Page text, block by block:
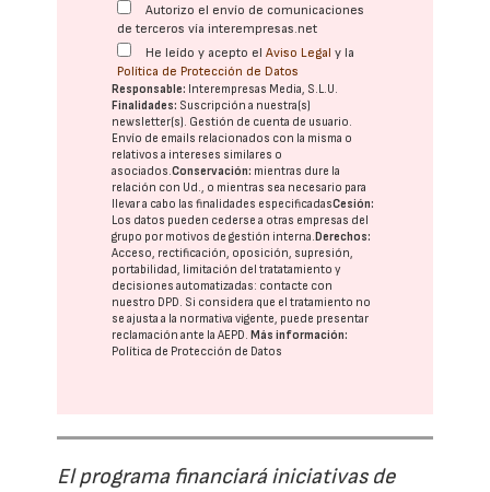
Autorizo el envío de comunicaciones
de terceros vía interempresas.net
He leído y acepto elAviso Legal y la
Política de Protección de Datos
Responsable: Interempresas Media, S.L.U.
Finalidades: Suscripción a nuestra(s)
newsletter(s). Gestión de cuenta de usuario.
Envío de emails relacionados con la misma o
relativos a intereses similares o
asociados.Conservación: mientras dure la
relación con Ud., o mientras sea necesario para
llevar a cabo las finalidades especificadasCesión:
Los datos pueden cederse a otras empresas del
grupo por motivos de gestión interna.Derechos:
Acceso, rectificación, oposición, supresión,
portabilidad, limitación del tratatamiento y
decisiones automatizadas: contacte con
nuestro DPD. Si considera que el tratamiento no
se ajusta a la normativa vigente, puede presentar
reclamación ante laAEPD.Más información:
Política de Protección de Datos
El programa financiará iniciativas de